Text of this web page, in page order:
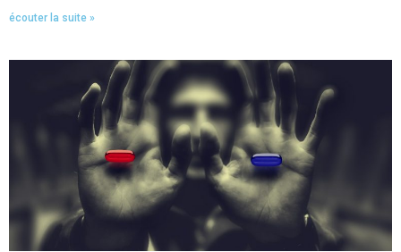
écouter la suite »